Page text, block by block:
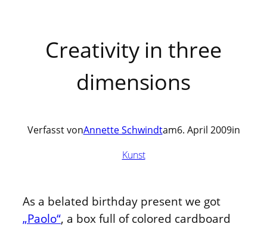
Creativity in three
dimensions
Verfasst vonAnnette Schwindtam6. April 2009in
Kunst
As a belated birthday present we got
„Paolo“, a box full of colored cardboard